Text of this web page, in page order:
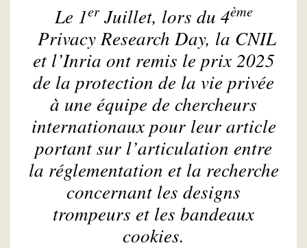
Le 1erJuillet, lors du 4ème
Privacy Research Day, la CNIL
et l’Inria ont remis le prix 2025
de la protection de la vie privée
à une équipe de chercheurs
internationaux pour leur article
portant sur l’articulation entre
la réglementation et la recherche
concernant les designs
trompeurs et les bandeaux
cookies.